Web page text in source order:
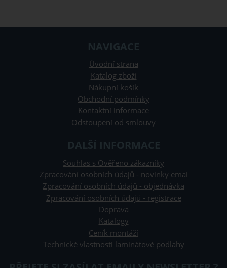
NAVIGACE
Úvodní strana
Katalog zboží
Nákupní košík
Obchodní podmínky
Kontaktní informace
Odstoupení od smlouvy
DALŠÍ INFORMACE
Souhlas s Ověřeno zákazníky
Zpracování osobních údajů - novinky emai
Zpracování osobních údajů - objednávka
Zpracování osobních údajů - registrace
Doprava
Katalogy
Ceník montáží
Technické vlastnosti laminátové podlahy